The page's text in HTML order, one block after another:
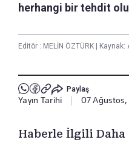
herhangi bir tehdit
Editör : MELİN ÖZTÜRK | Kaynak:
Paylaş
Yayın Tarihi 07
Haberle İlgili Daha